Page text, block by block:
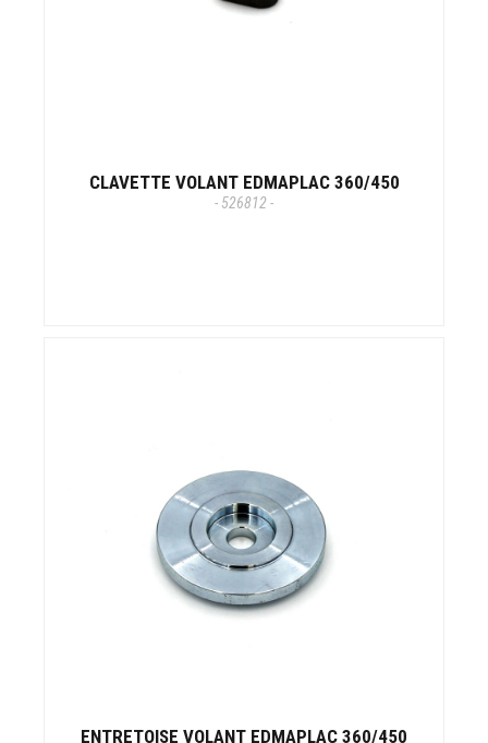
CLAVETTE VOLANT EDMAPLAC 360/450
- 526812 -
ENTRETOISE VOLANT EDMAPLAC 360/450